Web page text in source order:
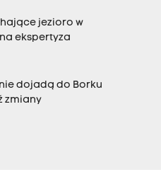
jezioro w
ekspertyza
dojadą do Borku
zmiany